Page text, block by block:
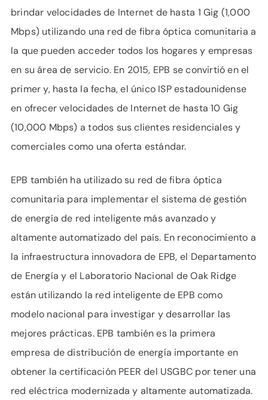
brindar velocidades de Internet de hasta 1 Gig (1,000
Mbps) utilizando una red de fibra óptica comunitaria a
la que pueden acceder todos los hogares y empresas
en su área de servicio. En 2015, EPB se convirtió en el
primer y, hasta la fecha, el único ISP estadounidense
en ofrecer velocidades de Internet de hasta 10 Gig
(10,000 Mbps) a todos sus clientes residenciales y
comerciales como una oferta estándar.
EPB también ha utilizado su red de fibra óptica
comunitaria para implementar el sistema de gestión
de energía de red inteligente más avanzado y
altamente automatizado del país. En reconocimiento a
la infraestructura innovadora de EPB, el Departamento
de Energía y el Laboratorio Nacional de Oak Ridge
están utilizando la red inteligente de EPB como
modelo nacional para investigar y desarrollar las
mejores prácticas. EPB también es la primera
empresa de distribución de energía importante en
obtener la certificación PEER del USGBC por tener una
red eléctrica modernizada y altamente automatizada.